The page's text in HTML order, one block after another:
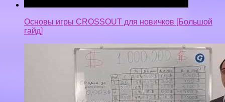
Основы игры CROSSOUT для новичков [Большой
гайд]